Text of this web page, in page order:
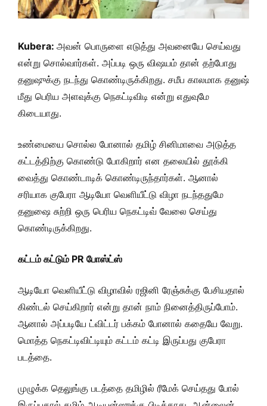
Kubera: அவன் பொருளை எடுத்து அவனையே செய்வது
என்று சொல்வார்கள். அப்படி ஒரு விஷயம் தான் தற்போது
தனுஷுக்கு நடந்து கொண்டிருக்கிறது. சமீப காலமாக தனுஷ்
மீது பெரிய அளவுக்கு நெகட்டிவிடி என்று எதுவுமே
கிடையாது.
உண்மையை சொல்ல போனால் தமிழ் சினிமாவை அடுத்த
கட்டத்திற்கு கொண்டு போகிறார் என தலையில் தூக்கி
வைத்து கொண்டாடிக் கொண்டிருந்தார்கள். ஆனால்
சரியாக குபேரா ஆடியோ வெளியீட்டு விழா நடந்ததுமே
தனுஷை சுற்றி ஒரு பெரிய நெகட்டிவ் வேலை செய்து
கொண்டிருக்கிறது.
கட்டம் கட்டும் PR போஸ்ட்ஸ்
ஆடியோ வெளியீட்டு விழாவில் ரஜினி ரேஞ்சுக்கு பேசியதால்
கிண்டல் செய்கிறார் என்று தான் நாம் நினைத்திருப்போம்.
ஆனால் அப்படியே ட்விட்டர் பக்கம் போனால் கதையே வேறு.
மொத்த நெகட்டிவிட்டியும் கட்டம் கட்டி இருப்பது குபேரா
படத்தை.
முழுக்க தெலுங்கு படத்தை தமிழில் ரீமேக் செய்தது போல்